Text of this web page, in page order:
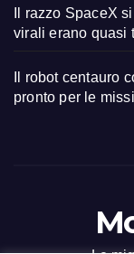
Il razzo SpaceX
virali erano quasi
Il robot centauro
pronto per le